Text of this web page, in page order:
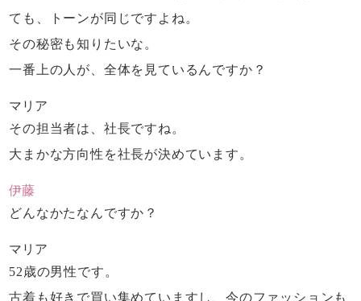
ても、
トーンが同じですよね。
その秘密も知りたいな。
一番上の人が、全体を見ているんですか？
マリア
その担当者は、社長ですね。
大まかな方向性を社長が決めています。
伊藤
どんなかたなんですか？
マリア
52歳の男性です。
古着も好きで買い集めていますし、今のファッションも